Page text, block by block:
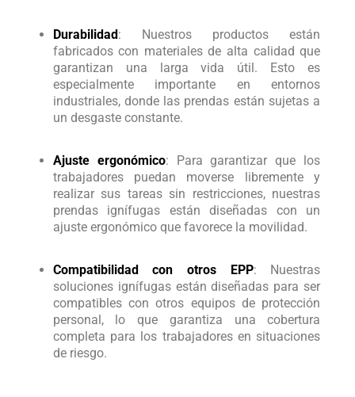
Durabilidad: Nuestros productos están
fabricados con materiales de alta calidad que
garantizan una larga vida útil. Esto es
especialmente importante en entornos
industriales, donde las prendas están sujetas a
un desgaste constante.
Ajuste ergonómico: Para garantizar que los
trabajadores puedan moverse libremente y
realizar sus tareas sin restricciones, nuestras
prendas ignífugas están diseñadas con un
ajuste ergonómico que favorece la movilidad.
Compatibilidad con otros EPP: Nuestras
soluciones ignífugas están diseñadas para ser
compatibles con otros equipos de protección
personal, lo que garantiza una cobertura
completa para los trabajadores en situaciones
de riesgo.